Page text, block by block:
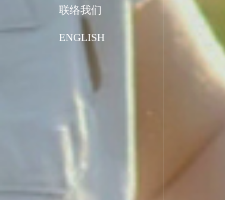
联络我们
ENGLISH